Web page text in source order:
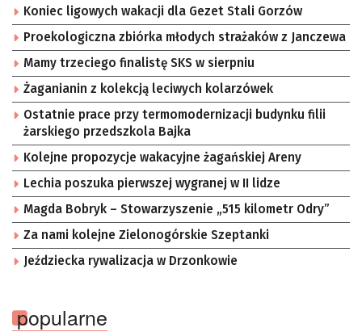
Koniec ligowych wakacji dla Gezet Stali Gorzów
Proekologiczna zbiórka młodych strażaków z Janczewa
Mamy trzeciego finalistę SKS w sierpniu
Żaganianin z kolekcją leciwych kolarzówek
Ostatnie prace przy termomodernizacji budynku filii
żarskiego przedszkola Bajka
Kolejne propozycje wakacyjne żagańskiej Areny
Lechia poszuka pierwszej wygranej w II lidze
Magda Bobryk – Stowarzyszenie „515 kilometr Odry”
Za nami kolejne Zielonogórskie Szeptanki
Jeździecka rywalizacja w Drzonkowie
popularne